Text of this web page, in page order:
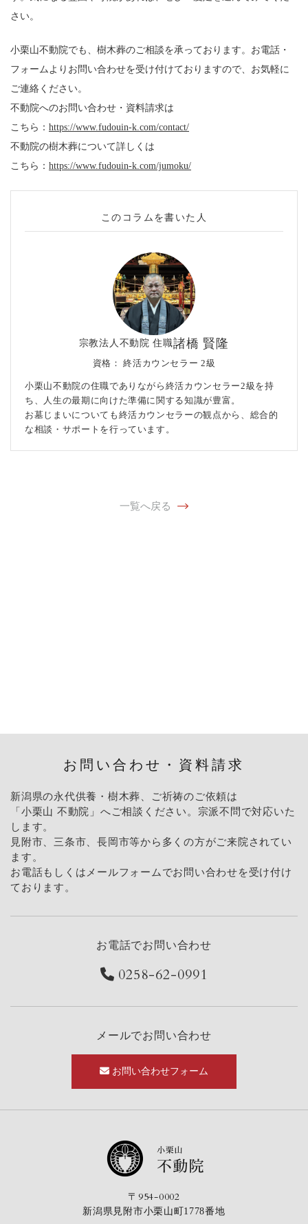
さい。
小栗山不動院でも、樹木葬のご相談を承っております。お電話・
フォームよりお問い合わせを受け付けておりますので、お気軽に
ご連絡ください。
不動院へのお問い合わせ・資料請求は
こちら： https://www.fudouin-k.com/contact/
不動院の樹木葬について詳しくは
こちら： https://www.fudouin-k.com/jumoku/
このコラムを書いた人
宗教法人不動院 住職諸橋 賢隆
資格： 終活カウンセラー 2級
小栗山不動院の住職でありながら終活カウンセラー2級を持
ち、人生の最期に向けた準備に関する知識が豊富。
お墓じまいについても終活カウンセラーの観点から、総合的
な相談・サポートを行っています。
一覧へ戻る
お問い合わせ・資料請求
新潟県の永代供養・樹木葬、ご祈祷のご依頼は
「小栗山 不動院」へご相談ください。宗派不問で対応いた
します。
見附市、三条市、長岡市等から多くの方がご来院されてい
ます。
お電話もしくはメールフォームでお問い合わせを受け付け
ております。
お電話でお問い合わせ
0258-62-0991
メールでお問い合わせ
お問い合わせフォーム
〒954-0002
新潟県見附市小栗山町1778番地